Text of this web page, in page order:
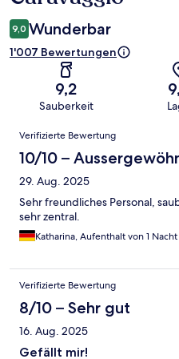
9,0 Wunderbar
1'007 Bewertungen
9,2
Sauberkeit
Bewertungen
Verifizierte Bewertung
10/10 –
29. Aug. 2025
Sehr freundliches Personal,
sehr zentral.
Katharina, Aufenthalt von 1 Nacht
Verifizierte Bewertung
8/10 – Sehr gut
16. Aug. 2025
Gefällt mir!